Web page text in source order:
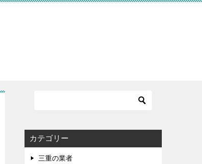
カテゴリー
三重の業者